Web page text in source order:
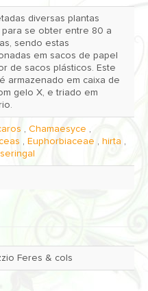
diversas plantas
para se obter entre 80 a
sendo estas
em sacos de papel
de sacos plásticos. Este
armazenado em caixa de
gelo X, e triado em
, Chamaesyce ,
, Euphorbiaceae , hirta ,
seringal
Feres & cols